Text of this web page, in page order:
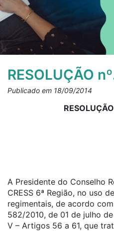
RESOLUÇÃO
Publicado em 18/09/2014
A Presidente do Conselho
CRESS 6ª Região, no uso
regimentais, de acordo com
582/2010, de 01 de julho
V – Artigos 56 a 61, que